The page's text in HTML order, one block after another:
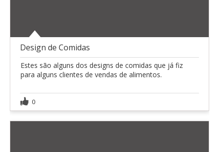
Design de Comidas
Estes são alguns dos designs de comidas que já fiz
para alguns clientes de vendas de alimentos.
0